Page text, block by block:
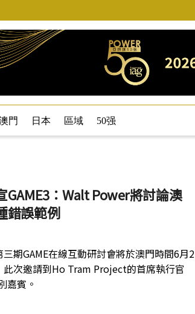
門 日本 區域 50强
GAME3：Walt Power將討論澳
錯誤範例
三期GAME在線互動研討會將於澳門時間6月2
此次邀請到Ho Tram Project的首席執行官
嘉賓。